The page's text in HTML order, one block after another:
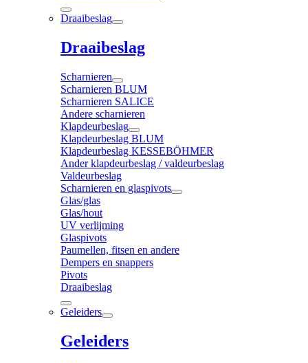
Draaibeslag
Draaibeslag
Scharnieren
Scharnieren BLUM
Scharnieren SALICE
Andere scharnieren
Klapdeurbeslag
Klapdeurbeslag BLUM
Klapdeurbeslag KESSEBÖHMER
Ander klapdeurbeslag / valdeurbeslag
Valdeurbeslag
Scharnieren en glaspivots
Glas/glas
Glas/hout
UV verlijming
Glaspivots
Paumellen, fitsen en andere
Dempers en snappers
Pivots
Draaibeslag
Geleiders
Geleiders